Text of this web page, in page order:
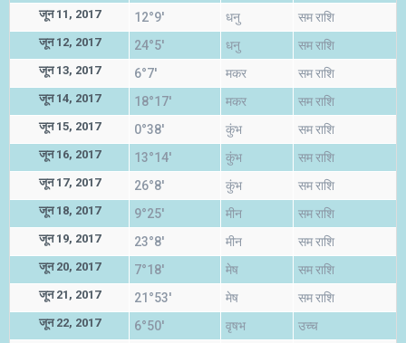
जून 11, 2017 12°9' धनु सम राशि
जून 12, 2017 24°5' धनु सम राशि
जून 13, 2017 6°7' मकर सम राशि
जून 14, 2017 18°17' मकर सम राशि
जून 15, 2017 0°38' कुंभ सम राशि
जून 16, 2017 13°14' कुंभ सम राशि
जून 17, 2017 26°8' कुंभ सम राशि
जून 18, 2017 9°25' मीन सम राशि
जून 19, 2017 23°8' मीन सम राशि
जून 20, 2017 7°18' मेष सम राशि
जून 21, 2017 21°53' मेष सम राशि
जून 22, 2017 6°50' वृषभ उच्च